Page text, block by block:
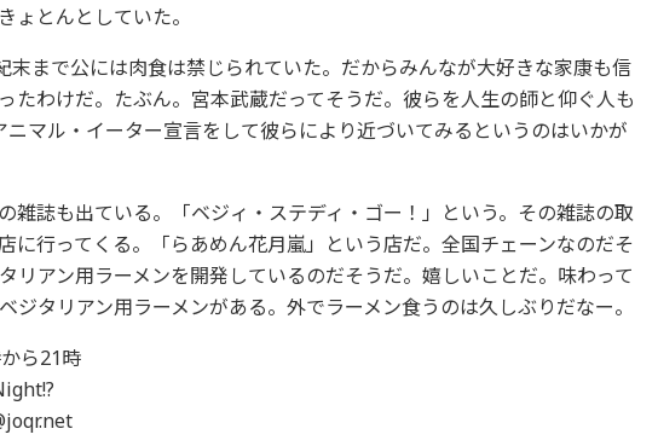
ょとんとしていた。
まで公には肉食は禁じられていた。だからみんなが大好きな家康も信
たわけだ。たぶん。宮本武蔵だってそうだ。彼らを人生の師と仰ぐ人も
マル・イーター宣言をして彼らにより近づいてみるというのはいかが
雑誌も出ている。「ベジィ・ステディ・ゴー！」という。その雑誌の取
に行ってくる。「らあめん花月嵐」という店だ。全国チェーンなのだそ
リアン用ラーメンを開発しているのだそうだ。嬉しいことだ。味わって
ジタリアン用ラーメンがある。外でラーメン食うのは久しぶりだなー。
ら21時